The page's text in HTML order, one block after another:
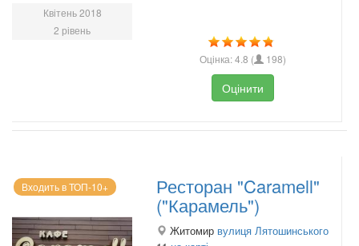
Квітень 2018
2 рівень
Оцінка:4.8 ( 198)
Оцінити
Входить в ТОП-10+ Ресторан "Caramell"
("Карамель")
Житомир вулиця Лятошинського